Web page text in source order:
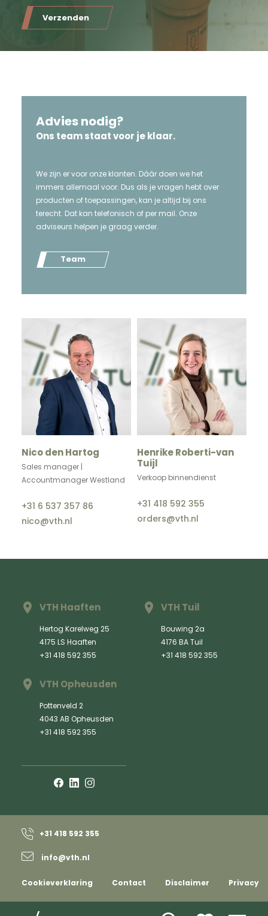
Verzenden
Advies nodig?
Ons team staat voor je klaar.
We zijn er voor onze klanten. Dáár doen we het
immers allemaal voor. Dus als je vragen hebt over
producten of toepassingen, kan je altijd bij ons
terecht. Dat kan telefonisch of per mail. Onze
adviseurs helpen je graag verder.
Team
Nico den Hartog
Sales manager |
Accountmanager Westland
+31 6 537 357 86
nico@vth.nl
Henrike Roberti-van
Tuijl
Verkoop binnendienst
+31 418 592 355
orders@vth.nl
VTH Haaften
Hertog Karelweg 25
4175 LS Haaften
+31 418 592 355
VTH Tuil
Bouwing 2a
4176 BA Tuil
+31 418 592 355
VTH Opheusden
Pottenveld 2
4043 AB Opheusden
+31 418 592 355
+31 418 592 355
info@vth.nl
Cookieverklaring Contact Disclaimer Privacy